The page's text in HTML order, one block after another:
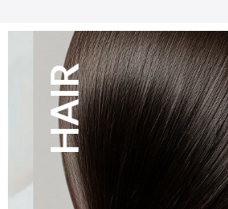
HAIR